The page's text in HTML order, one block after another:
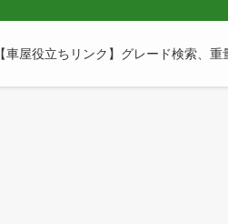
【車屋役立ちリンク】グレード検索、